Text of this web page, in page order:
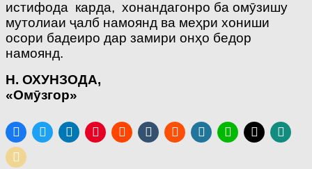
истифода карда, хонандагонро ба омӯзишу
мутолиаи ҷалб намоянд ва меҳри хониши
осори бадеиро дар замири онҳо бедор
намоянд.
Н. ОХУНЗОДА,
«Омӯзгор»